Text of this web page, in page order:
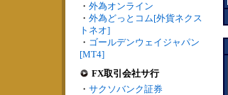
・ 外為オンライン
・ 外為どっとコム[外貨ネクス
トネオ]
・ ゴールデンウェイジャパン
[MT4]
FX取引会社サ行
・ サクソバンク証券